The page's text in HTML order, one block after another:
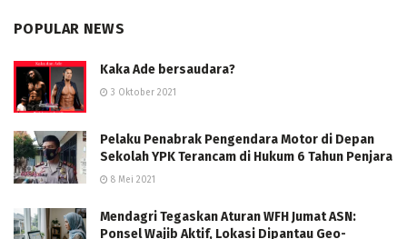
POPULAR NEWS
Kaka Ade bersaudara?
3 Oktober 2021
Pelaku Penabrak Pengendara Motor di Depan
Sekolah YPK Terancam di Hukum 6 Tahun Penjara
8 Mei 2021
Mendagri Tegaskan Aturan WFH Jumat ASN:
Ponsel Wajib Aktif, Lokasi Dipantau Geo-